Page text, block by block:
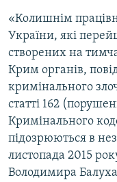
«Колишнім
України, які
створених на
Крим органів,
кримінального
статті 162
Кримінального
підозрюються в
листопада 2015
Володимира